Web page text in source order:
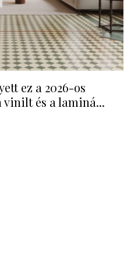
ez a 2026-os
vinilt és a laminá...